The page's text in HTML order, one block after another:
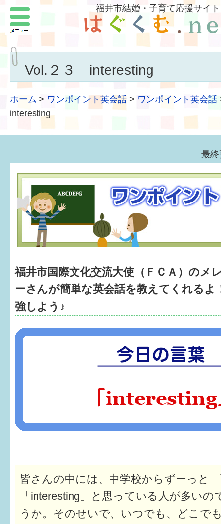
福井市結婚・子育て応援サイト
Vol.２３ interesting
ホーム > ワンポイント英会話 > ワンポイント英会話
interesting
最終
福井市国際文化交流大使（ＦＣＡ）のメ
ーさんが簡単な英会話を教えてくれるよ
強しよう♪
皆さんの中には、中学校からずーっと
「interesting」と思っている人が多い
うか。そのせいで、いつでも、どこで
メニュー
結婚したい
子どもがほしい
福井の子育て環境
子どもを育てよう
もしものときの緊急連絡先
届出・手当・助成
健診・予防接種
仲間づくり・遊び場
子どもを預けたい
入園・入学
相談したい
1歳〜3歳
3歳〜就学前